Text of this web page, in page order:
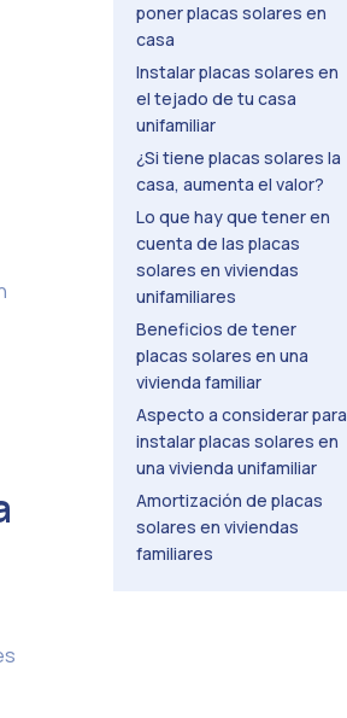
poner placas solares en
casa
Instalar placas solares en
el tejado de tu casa
unifamiliar
¿Si tiene placas solares la
casa, aumenta el valor?
Lo que hay que tener en
cuenta de las placas
solares en viviendas
unifamiliares
Beneficios de tener
placas solares en una
vivienda familiar
Aspecto a considerar para
instalar placas solares en
una vivienda unifamiliar
Amortización de placas
solares en viviendas
familiares